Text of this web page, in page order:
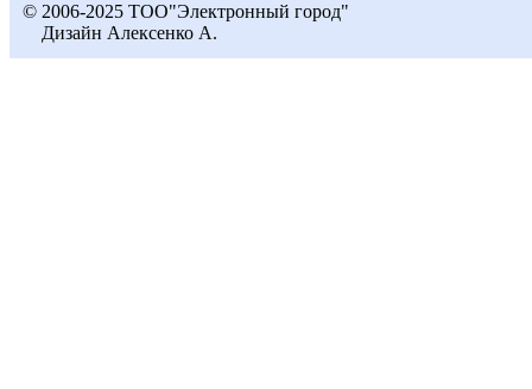
© 2006-2025 ТОО"Электронный город"
Дизайн Алексенко А.